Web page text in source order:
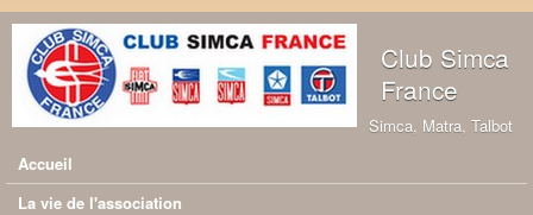
Aller au contenu principal
Club Simca
France
Simca, Matra, Talbot
Menu principal
Accueil
La vie de l'association